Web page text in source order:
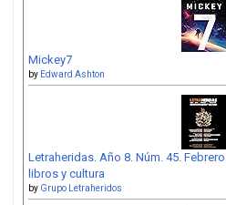
Mickey7
by Edward Ashton
Letraheridas. Año 8. Núm. 45.
libros y cultura
by Grupo Letraheridos